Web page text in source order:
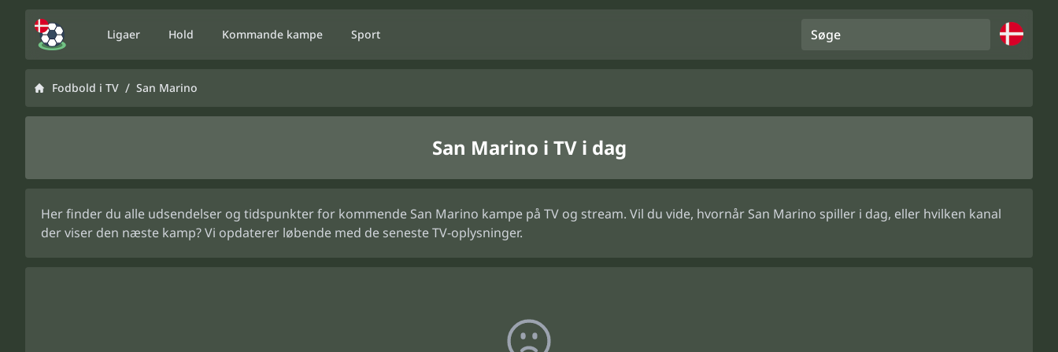
Ligaer Hold Kommande kampe Sport Søge
Fodbold i TV / San Marino
San Marino i TV i dag
Her finder du alle udsendelser og tidspunkter for kommende San Marino kampe på TV og stream. Vil du vide, hvornår San Marino spiller i dag, eller hvilken kanal
der viser den næste kamp? Vi opdaterer løbende med de seneste TV-oplysninger.